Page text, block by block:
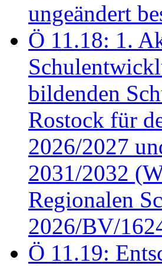
ungeändert
Ö 11.18: 1.
bildenden
Rostock für
2026/2027
2031/2032
Regionalen
2026/BV/
Ö 11.19: